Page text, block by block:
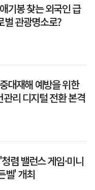
기봉 찾는 외국인 급
관광명소로?
대재해 예방을 위한
관리 디지털 전환 본격
렴 밸런스 게임·미니
벨' 개최